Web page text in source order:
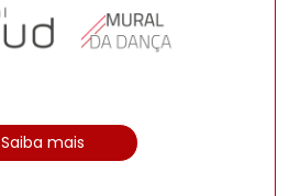
Saiba mais